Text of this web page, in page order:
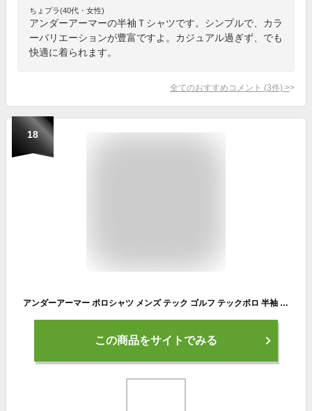
ちょプラ(40代・女性)
アンダーアーマーの半袖Ｔシャツです。シンプルで、カラ
ーバリエーションが豊富ですよ。カジュアル過ぎず、でも
快適に着られます。
全てのおすすめコメント (3件) >
18
アンダーアーマー ポロシャツ メンズ テック ゴルフ テックポロ 半袖 UNDER ARMOUR TECH POLO SHIRT 1290140 全16色 ウエア ブランド トップス ヒートギア ゴルフウェア スポーツ トレーニング ジム
この商品をサイトでみる